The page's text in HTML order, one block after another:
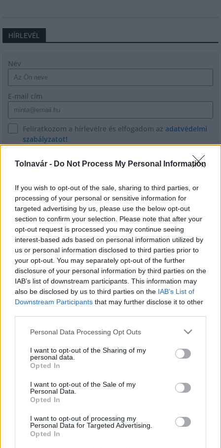
Tolnavár - Do Not Process My Personal Information
If you wish to opt-out of the sale, sharing to third parties, or
processing of your personal or sensitive information for
targeted advertising by us, please use the below opt-out
section to confirm your selection. Please note that after your
opt-out request is processed you may continue seeing
interest-based ads based on personal information utilized by
us or personal information disclosed to third parties prior to
your opt-out. You may separately opt-out of the further
disclosure of your personal information by third parties on the
IAB’s list of downstream participants. This information may
also be disclosed by us to third parties on the IAB’s List of
Downstream Participants that may further disclose it to other
Please note that this website/app uses one or more Google
not limited to your visit or usage behaviour. You may click to
grant or deny consent to Google and its third-party tags to
use your data for below specified purposes in below Google
consent section.
Personal Data Processing Opt Outs
I want to opt-out of the Sharing of my
personal data.
Opted In
I want to opt-out of the Sale of my
Personal Data.
Opted In
I want to opt-out of processing my
Personal Data for Targeted Advertising.
Opted In
HÍRLEVÉL
Név
E-mail cím
Feliratkozom a hírlevélre és elfogadom az adatvédelmi
szabályzatot!
LEGFRISSEBB
Országos hírek
KECSKEMÉTEN IS SZAKIRÁNYÚ
TOVÁBBKÉPZÉSEKKEL ERŐSÍT A GÁL FERENC
EGYETEM
Országos hírek
A LAKOSSÁGRA IS FONTOS SZEREP HÁRUL A
SZÚNYOGINVÁZIÓ ELKERÜLÉSÉBEN
Túlfogyasztás napja - július 30-ra felhasználta az
emberiség a Föld egész évre elegendő erőforrásait
használta fel mindazokat a természeti erőforrásokat, amelyeket
bolygónk egy év alatt képes megújítani. Ettől a naptól kezdve
ökológiai értelemben már „hitelből élünk” – hívta fel a figyelmet
közleményében a WWF Magyarország.